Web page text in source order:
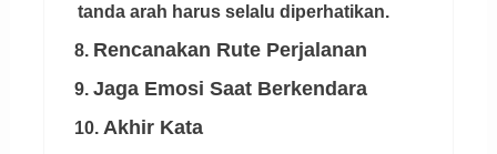
tanda arah harus selalu diperhatikan.
8. Rencanakan Rute Perjalanan
9. Jaga Emosi Saat Berkendara
10. Akhir Kata